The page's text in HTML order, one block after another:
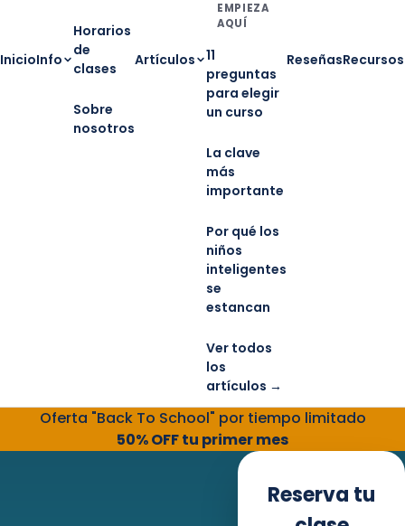
InicioInfo
Horarios
de
clases
Sobre
nosotros
Artículos
EMPIEZA
AQUÍ
11
preguntas
para elegir
un curso
La clave
más
importante
Por qué los
niños
inteligentes
se
estancan
Ver todos
los
artículos →
ReseñasRecursos
Oferta "Back To School" por tiempo limitado
50% OFF tu primer mes
Reserva tu